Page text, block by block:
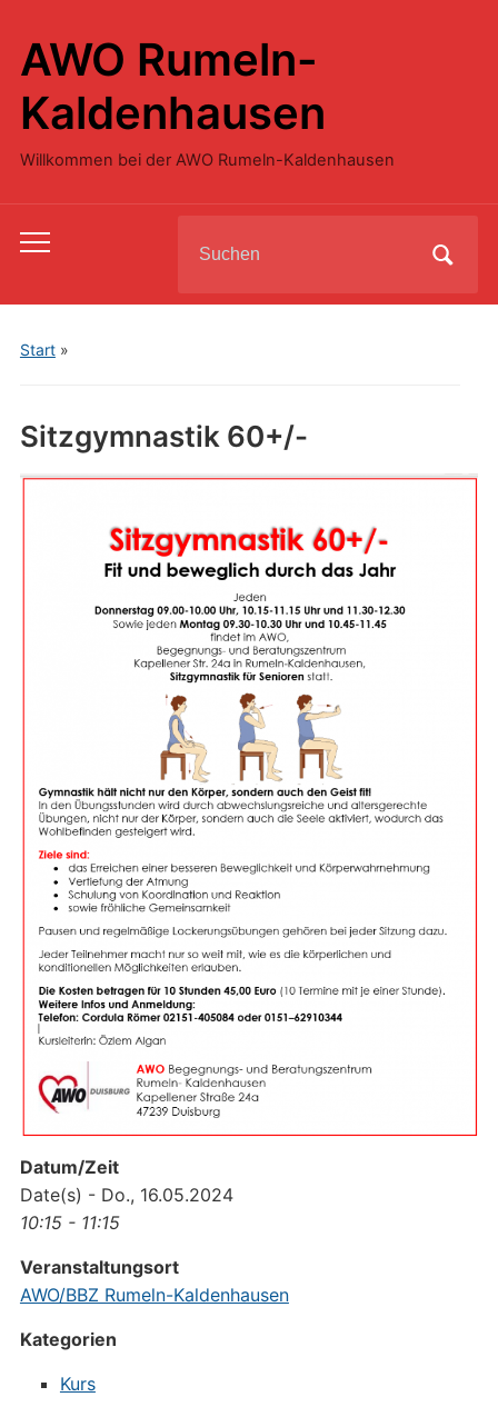
AWO Rumeln-
Kaldenhausen
Willkommen bei der AWO Rumeln-Kaldenhausen
Toggle
menu
for:
Start»
Sitzgymnastik 60+/-
Datum/Zeit
Date(s) - Do., 16.05.2024
10:15 - 11:15
Veranstaltungsort
AWO/BBZ Rumeln-Kaldenhausen
Kategorien
Kurs